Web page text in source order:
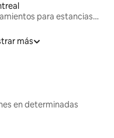
Alojamientos para estancias largas
más
en determinadas